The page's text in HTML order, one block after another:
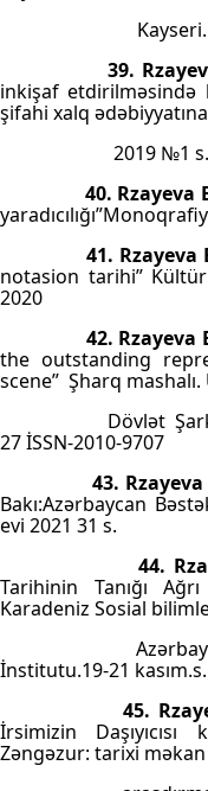
39.
inkişaf etdirilməsində
şifahi xalq
2019 №1
40. Rzayeva
41. Rzayeva
notasion tarihi”
2020
42. Rzayeva
the outstanding
scene” Şharq
Dövlət
27 İSSN-2010-9707
43.
Bakı:Azərbaycan
evi 2021 31 s.
44.
Tarihinin Tanığı
Karadeniz Sosial
İnstitutu.19-21
45.
İrsimizin
Zəngəzur: tarixi